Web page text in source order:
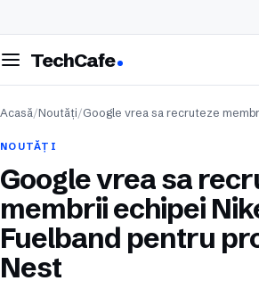
meniul
TechCafe
Acasă/Noutăți/Google vrea sa recruteze
NOUTĂȚI
Google vrea sa
membrii echipei
Fuelband pentru
Nest